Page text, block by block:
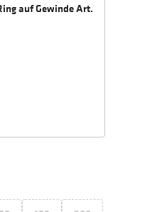
auf Gewinde Art.